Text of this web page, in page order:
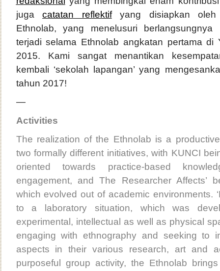
jugacatatan reflektifyang disiapkan oleh
Ethnolab, yang menelusuri
terjadi selama Ethnolab angkatan pertama di
2015. Kami sangat menantikan
kembali ‘sekolah lapangan’ yang
tahun 2017!
—
Activities
The realization of the Ethnolab is a
two formally different initiatives, with KUNCI
oriented towards practice-based
engagement, and The Researcher Affects’
which evolved out of academic environments.
to a laboratory situation, which was
experimental, intellectual as well as physical
engaging with ethnography and seeking to
aspects in their various research, art and
purposeful group activity, the Ethnolab